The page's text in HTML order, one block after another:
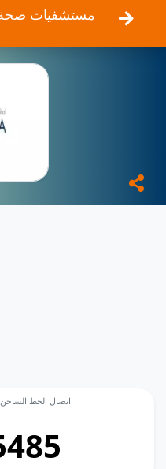
مستشفيات صحة
Call Hotline Number - اتصال الخط الساخن